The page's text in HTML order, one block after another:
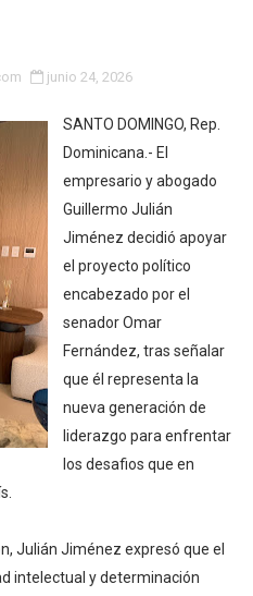
desarrollo y
delitos ambientales y
encabezan entrega
esperanza y protege
213,355 galones de
más de RD 57 millones en
con jornada
decidió no seguir en la
situación económica y
Servicio Militar Voluntario
recuperar fuerza gremial
junio 24, 2026
SANTO DOMINGO, Rep.
Dominicana.- El
empresario y abogado
Guillermo Julián
Jiménez decidió apoyar
el proyecto político
encabezado por el
senador Omar
Fernández, tras señalar
que él representa la
nueva generación de
liderazgo para enfrentar
los desafios que en
Julián Jiménez expresó que el
intelectual y determinación